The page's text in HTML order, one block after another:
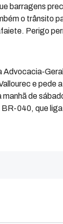
barragens
o trânsito
Perigo
Advocacia-
e pede
de
040, que